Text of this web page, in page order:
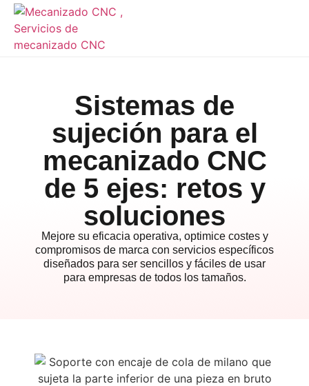
Sistemas de
sujeción para el
mecanizado CNC
de 5 ejes: retos y
soluciones
Mejore su eficacia operativa, optimice costes y
compromisos de marca con servicios específicos
diseñados para ser sencillos y fáciles de usar
para empresas de todos los tamaños.